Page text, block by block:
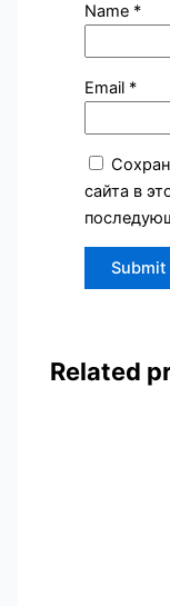
Name *
Email *
сайта в
Related